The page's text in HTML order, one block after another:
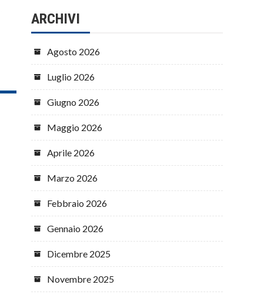
ARCHIVI
Agosto 2026
Luglio 2026
Giugno 2026
Maggio 2026
Aprile 2026
Marzo 2026
Febbraio 2026
Gennaio 2026
Dicembre 2025
Novembre 2025